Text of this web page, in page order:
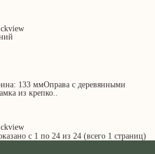
133 ммОправа с деревянными
из крепко..
с 1 по 24 из 24 (всего 1 страниц)